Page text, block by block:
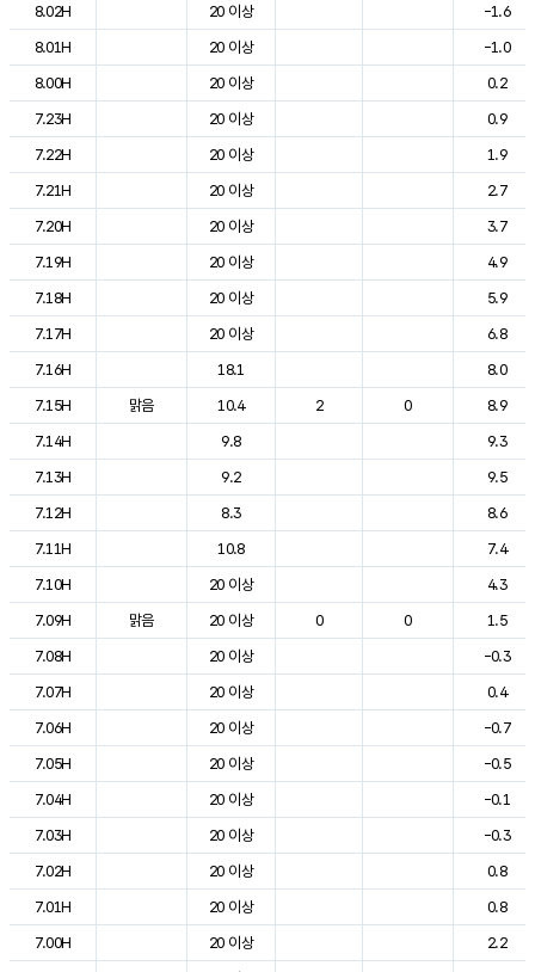
8.02H
20 이상
-1.6
8.01H
20 이상
-1.0
8.00H
20 이상
0.2
7.23H
20 이상
0.9
7.22H
20 이상
1.9
7.21H
20 이상
2.7
7.20H
20 이상
3.7
7.19H
20 이상
4.9
7.18H
20 이상
5.9
7.17H
20 이상
6.8
7.16H
18.1
8.0
7.15H
맑음 10.4 2 0
8.9
7.14H
9.8
9.3
7.13H
9.2
9.5
7.12H
8.3
8.6
7.11H
10.8
7.4
7.10H
20 이상
4.3
7.09H
맑음 20 이상 0 0
1.5
7.08H
20 이상
-0.3
7.07H
20 이상
0.4
7.06H
20 이상
-0.7
7.05H
20 이상
-0.5
7.04H
20 이상
-0.1
7.03H
20 이상
-0.3
7.02H
20 이상
0.8
7.01H
20 이상
0.8
7.00H
20 이상
2.2